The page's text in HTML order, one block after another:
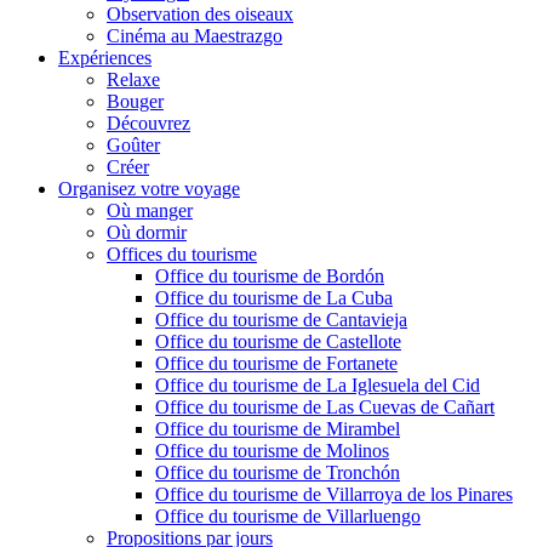
Observation des oiseaux
Cinéma au Maestrazgo
Expériences
Relaxe
Bouger
Découvrez
Goûter
Créer
Organisez votre voyage
Où manger
Où dormir
Offices du tourisme
Office du tourisme de Bordón
Office du tourisme de La Cuba
Office du tourisme de Cantavieja
Office du tourisme de Castellote
Office du tourisme de Fortanete
Office du tourisme de La Iglesuela del Cid
Office du tourisme de Las Cuevas de Cañart
Office du tourisme de Mirambel
Office du tourisme de Molinos
Office du tourisme de Tronchón
Office du tourisme de Villarroya de los Pinares
Office du tourisme de Villarluengo
Propositions par jours